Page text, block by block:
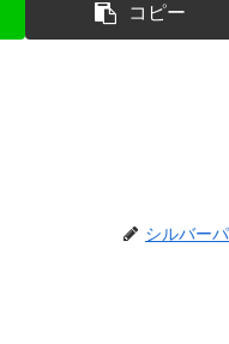
コピー
シルバー